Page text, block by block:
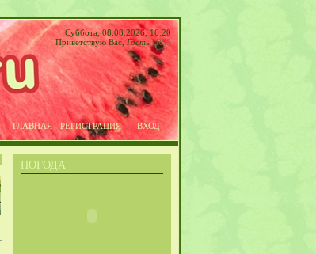
Суббота, 08.08.2026, 16:20
Приветствую Вас Гость|RSS
ГЛАВНАЯ РЕГИСТРАЦИЯ ВХОД
ПОГОДА